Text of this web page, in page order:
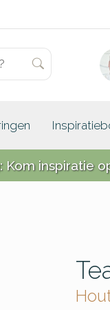
Kom inspiratie